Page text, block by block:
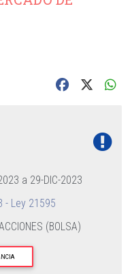
a 29-DIC-2023
- Ley 21595
(BOLSA)